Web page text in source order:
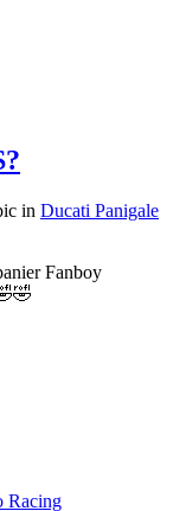
in Ducati Panigale
Fanboy
Racing